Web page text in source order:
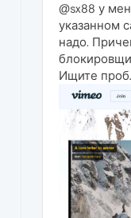
@sx88 у
указанном
надо.
Ищите